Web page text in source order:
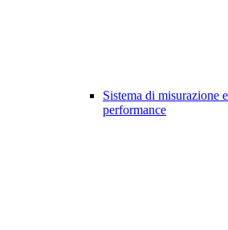
Sistema di misurazione
performance